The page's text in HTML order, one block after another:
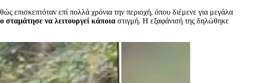
επισκεπτόταν επί πολλά χρόνια την περιοχή, όπου διέμενε για μεγάλα
σταμάτησε να λειτουργεί κάποια στιγμή. Η εξαφάνισή της δηλώθηκε